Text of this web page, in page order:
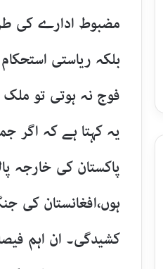
مضبوط ادارے کی
بلکہ ریاستی
فوج نہ ہوتی تو ملک
یہ کہتا ہے کہ اگر
پاکستان کی خارجہ
ہوں،افغانستان کی
کشیدگی۔ ان اہم